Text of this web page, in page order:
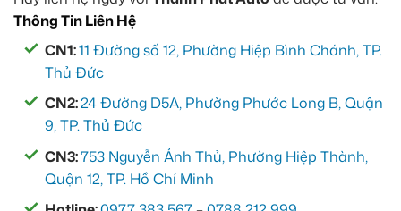
Thông Tin Liên Hệ
CN1:11 Đường số 12, Phường Hiệp Bình Chánh, TP.
Thủ Đức
CN2:24 Đường D5A, Phường Phước Long B, Quận
9, TP. Thủ Đức
CN3:753 Nguyễn Ảnh Thủ, Phường Hiệp Thành,
Quận 12, TP. Hồ Chí Minh